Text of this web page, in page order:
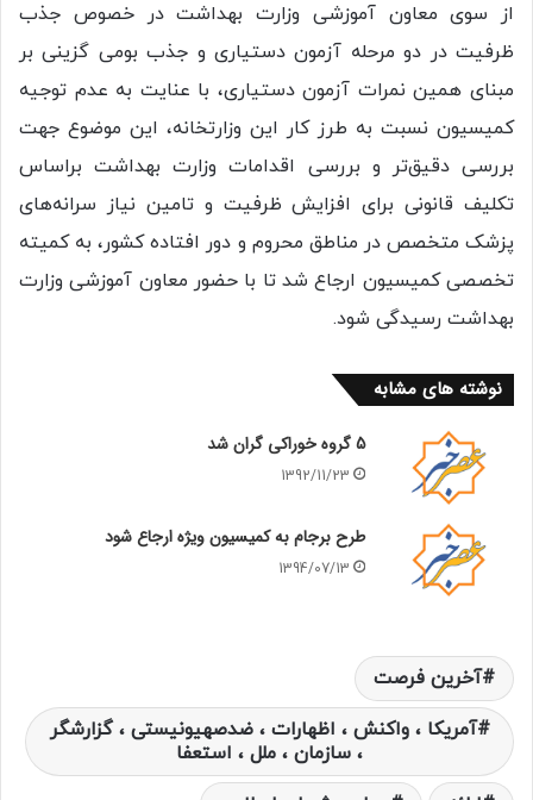
از سوی معاون آموزشی وزارت بهداشت در خصوص جذب
ظرفیت در دو مرحله آزمون دستیاری و جذب بومی گزینی بر
مبنای همین نمرات آزمون دستیاری، با عنایت به عدم توجیه
کمیسیون نسبت به طرز کار این وزارتخانه، این موضوع جهت
بررسی دقیق‌تر و بررسی اقدامات وزارت بهداشت براساس
تکلیف قانونی برای افزایش ظرفیت و تامین نیاز سرانه‌های
پزشک متخصص در مناطق محروم و دور افتاده کشور، به کمیته
تخصصی کمیسیون ارجاع شد تا با حضور معاون آموزشی وزارت
بهداشت رسیدگی شود.
نوشته های مشابه
5 گروه خوراکی گران شد
1392/11/23
طرح برجام به کمیسیون ویژه ارجاع شود
1394/07/13
آخرین فرصت
آمریکا ، واکنش ، اظهارات ، ضدصهیونیستی ، گزارشگر
، سازمان ، ملل ، استعفا